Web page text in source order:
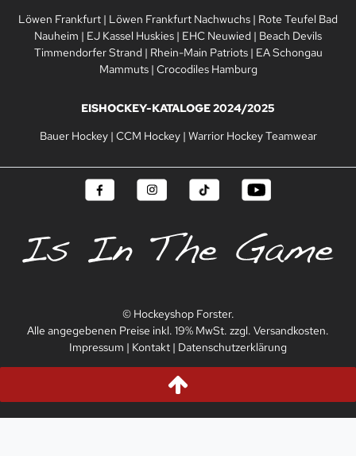
Löwen Frankfurt | Löwen Frankfurt Nachwuchs | Rote Teufel Bad
Nauheim | EJ Kassel Huskies | EHC Neuwied | Beach Devils
Timmendorfer Strand | Rhein-Main Patriots| EA Schongau
Mammuts| Crocodiles Hamburg
EISHOCKEY-KATALOGE 2024/2025
Bauer Hockey| CCM Hockey| Warrior Hockey Teamwear
© Hockeyshop Forster.
Alle angegebenen Preise inkl. 19% MwSt. zzgl. Versandkosten.
Impressum | Kontakt | Datenschutzerklärung